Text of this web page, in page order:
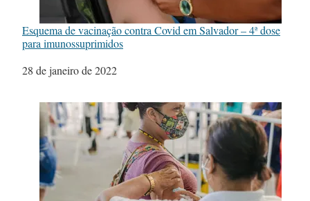
Esquema de vacinação contra Covid em Salvador – 4ª dose
para imunossuprimidos
Data
28 de janeiro de 2022